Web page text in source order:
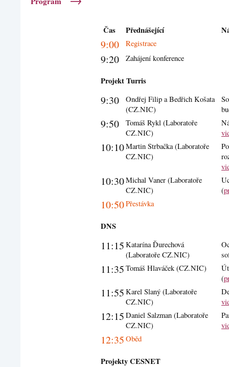
Čas Přednášející
9:00 Registrace
9:20 Zahájení konference
Projekt Turris
9:30
Ondřej Filip a Bedřich Košata
(CZ.NIC)
9:50
Tomáš Rykl (Laboratoře
CZ.NIC)
10:10Martin Strbačka (Laboratoře
CZ.NIC)
10:30Michal Vaner (Laboratoře
CZ.NIC)
(
10:50Přestávka
DNS
11:15 Katarína Ďurechová
(Laboratoře CZ.NIC)
11:35 Tomáš Hlaváček (CZ.NIC)
(
11:55 Karel Slaný (Laboratoře
CZ.NIC)
12:15 Daniel Salzman (Laboratoře
CZ.NIC)
12:35 Oběd
Projekty CESNET